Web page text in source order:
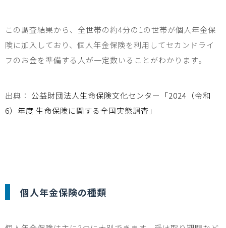
この調査結果から、全世帯の約4分の 1 の世帯が個人年金保
険に加入しており、個人年金保険を利用してセカンドライ
フのお金を準備する人が一定数いることがわかります。
出典： 公益財団法人生命保険文化センター「2024 （令和
6）年度 生命保険に関する全国実態調査」
個人年金保険の種類